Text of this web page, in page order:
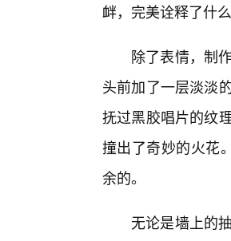
衅，完美诠释了什么
除了表情，制
头前加了一层淡淡
抚过黑胶唱片的纹
撞出了奇妙的火花
余的。
无论是墙上的